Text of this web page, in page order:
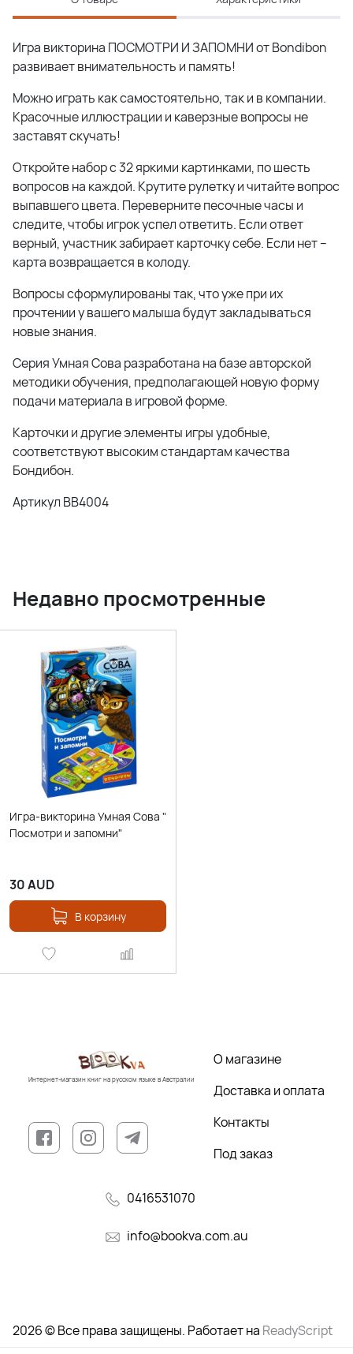
Игра викторина ПОСМОТРИ И ЗАПОМНИ от Bondibon
развивает внимательность и память!
Можно играть как самостоятельно, так и в компании.
Красочные иллюстрации и каверзные вопросы не
заставят скучать!
Откройте набор с 32 яркими картинками, по шесть
вопросов на каждой. Крутите рулетку и читайте вопрос
выпавшего цвета. Переверните песочные часы и
следите, чтобы игрок успел ответить. Если ответ
верный, участник забирает карточку себе. Если нет –
карта возвращается в колоду.
Вопросы сформулированы так, что уже при их
прочтении у вашего малыша будут закладываться
новые знания.
Серия Умная Сова разработана на базе авторской
методики обучения, предполагающей новую форму
подачи материала в игровой форме.
Карточки и другие элементы игры удобные,
соответствуют высоким стандартам качества
Бондибон.
Артикул BB4004
Недавно просмотренные
Игра-викторина Умная Сова "
Посмотри и запомни"
30AUD
В корзину
Интернет-магазин книг на русском языке в Австралии
О магазине
Доставка и оплата
Контакты
Под заказ
0416531070
info@bookva.com.au
2026 © Все права защищены. Работает на ReadyScript